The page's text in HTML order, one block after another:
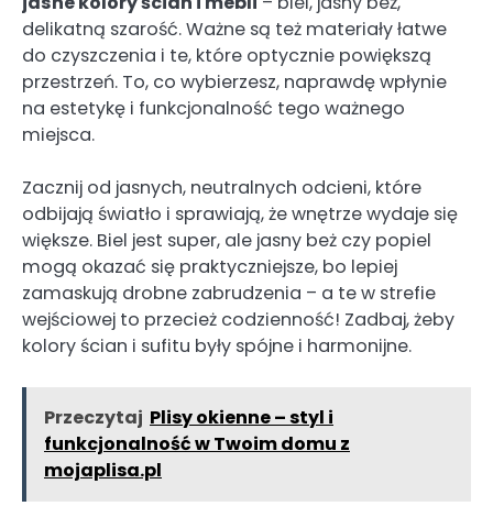
delikatną szarość. Ważne są też materiały łatwe
do czyszczenia i te, które optycznie powiększą
przestrzeń. To, co wybierzesz, naprawdę wpłynie
na estetykę i funkcjonalność tego ważnego
miejsca.
Zacznij od jasnych, neutralnych odcieni, które
odbijają światło i sprawiają, że wnętrze wydaje się
większe. Biel jest super, ale jasny beż czy popiel
mogą okazać się praktyczniejsze, bo lepiej
zamaskują drobne zabrudzenia – a te w strefie
wejściowej to przecież codzienność! Zadbaj, żeby
kolory ścian i sufitu były spójne i harmonijne.
Przeczytaj Plisy okienne – styl i
funkcjonalność w Twoim domu z
mojaplisa.pl